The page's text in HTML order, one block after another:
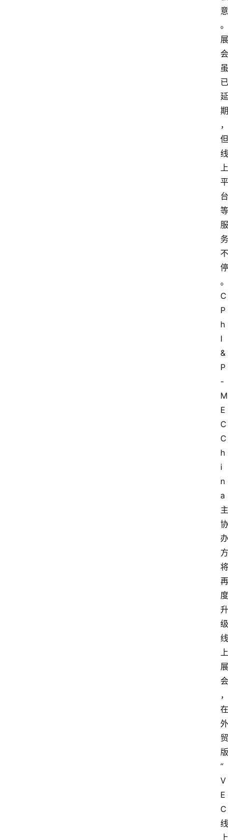
意
。
展
会
虽
已
延
期
，
但
线
上
平
台
等
服
务
不
停
。
C
P
h
I
&
P
-
M
E
C
C
h
i
n
a
主
协
办
方
将
再
度
升
级
线
上
展
会
，
在
外
贸
版
“
V
E
C
线
上